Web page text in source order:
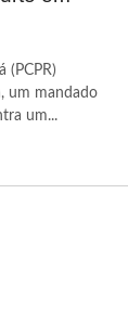
(PCPR)
um mandado
um...